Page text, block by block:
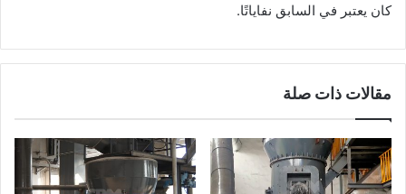
كان يعتبر في السابق نفاياتًا.
مقالات ذات صلة